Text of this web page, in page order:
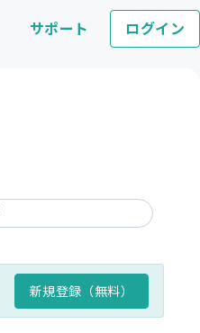
サポート ログイン
新規登録（無料）